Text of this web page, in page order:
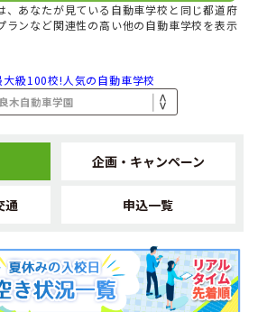
生に人気のランキングで1位になりま
人気のランキングで1位になりました！
他に人気のランキングで1位になりま
あなたが見ている自動車学校と同じ都道府
ランなど関連性の高い他の自動車学校を表示
大級100校!人気の自動車学校
企画・キャンペーン
通 申込一覧